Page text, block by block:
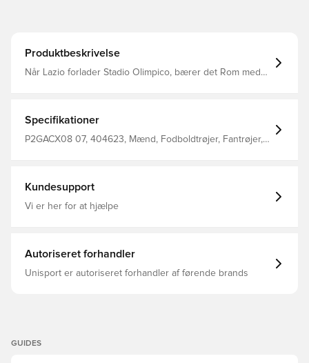
Produktbeskrivelse
Når Lazio forlader Stadio Olimpico, bærer det Rom med
meget. Trøjen er fremstillet i uberørt hvid og afspejler
Lazios historiske udeidentitet, samtidig med at den tilføjer
et moderne twist gennem himmelblå accenter og en
kender arven bag kammen. Uanset om den bæres på
tribunen, på gaden eller på banen, er dette mere end en
trøje - det er et andet skin for den moderne Lazio-
Specifikationer
P2GACX08 07, 404623, Mænd, Fodboldtrøjer, Fantrøjer,
Kundesupport
Vi er her for at hjælpe
Autoriseret forhandler
Unisport er autoriseret forhandler af førende brands
GUIDES